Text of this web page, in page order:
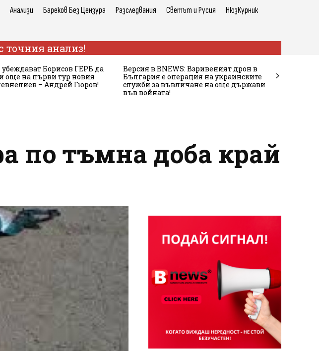
Анализи Бареков Без Цензура Разследвания Светът и Русия НюзКурник
точния анализ!
Борисов ГЕРБ да
още на първи тур новия
– Андрей Гюров!
Версия в BNEWS: Взривеният дрон в
България е операция на украинските
служби за въвличане на още държави
във войната!
по тъмна доба край